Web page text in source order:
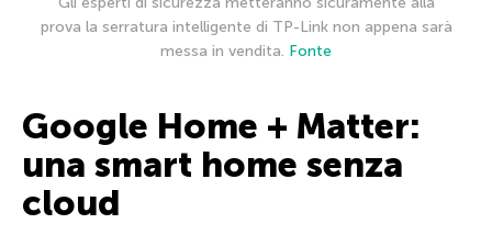
prova la serratura intelligente di TP-Link non appena sarà
messa in vendita. Fonte
Google Home + Matter:
una smart home senza
cloud